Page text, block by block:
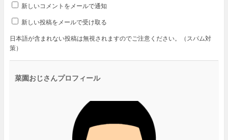
新しいコメントをメールで通知
新しい投稿をメールで受け取る
日本語が含まれない投稿は無視されますのでご注意ください。（スパム対
策）
菜園おじさんプロフィール